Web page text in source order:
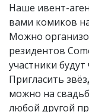
Наше ивент-
вами комиков
Можно
резидентов
участники
Пригласить
можно на
любой другой